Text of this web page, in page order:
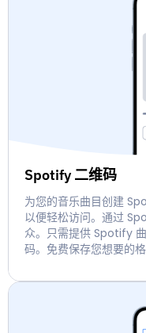
Spotify 二维码
为您的音乐曲目创建
以便轻松访问。通过
众。只需提供 Spotify
码。免费保存您想要的